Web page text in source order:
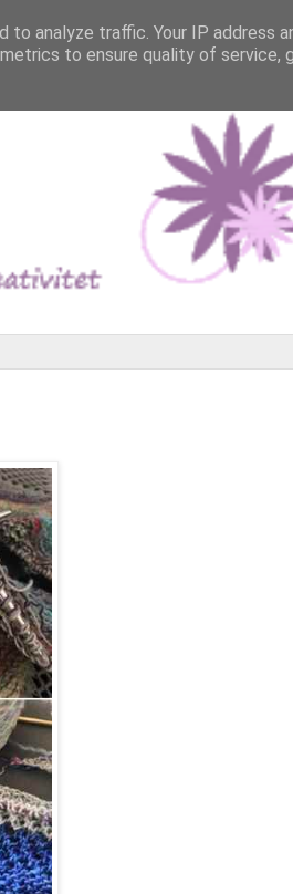
analyze traffic. Your IP address
to ensure quality of service,